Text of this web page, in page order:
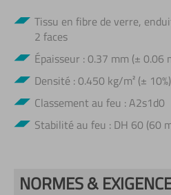
Tissu en fibre de verre,
2 faces
Épaisseur : 0.37 mm (± 0.06
Densité : 0.450 kg/m² (± 10%)
Classement au feu : A2s1d0
Stabilité au feu : DH 60 (60
NORMES &